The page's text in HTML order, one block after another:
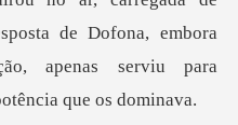
de Dofona, embora
apen